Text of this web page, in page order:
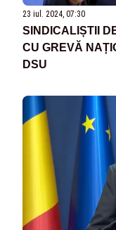
23 iul. 2024, 07:30
SINDICALIȘTII
CU GREVĂ
DSU